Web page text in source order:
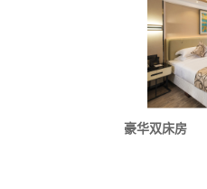
豪华双床房